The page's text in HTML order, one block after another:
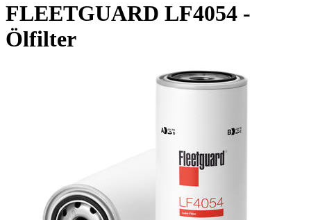
FLEETGUARD LF4054 -
Ölfilter